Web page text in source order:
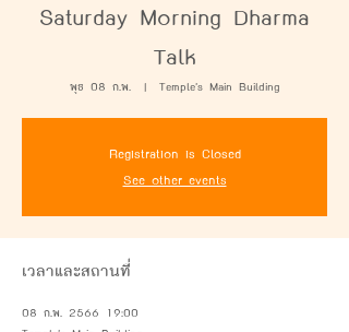
Saturday Morning Dharma
Talk
พุธ 08 ก.พ.
  |
Temple's Main Building
Registration is Closed
See other events
เวลาและสถานที่
08 ก.พ. 2566 19:00